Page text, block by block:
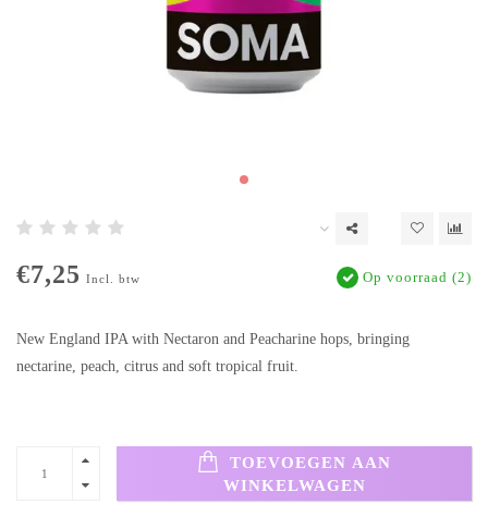
€7,25 Incl. btw Op voorraad (2)
New England IPA with Nectaron and Peacharine hops, bringing
nectarine, peach, citrus and soft tropical fruit.
TOEVOEGEN AAN
WINKELWAGEN